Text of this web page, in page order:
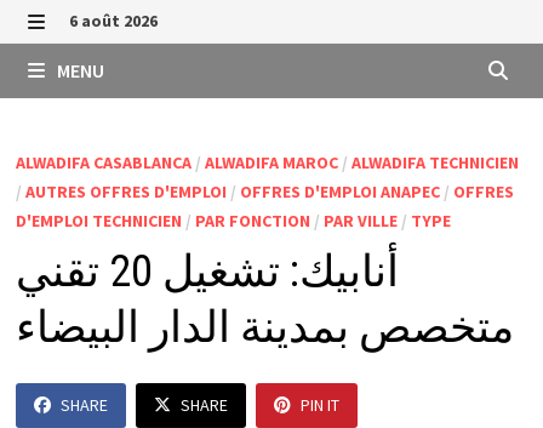
Passer
au
contenu
MENU
6 août 2026
MENU
ALWADIFA CASABLANCA/ ALWADIFA MAROC/ ALWADIFA TECHNICIEN
/ AUTRES OFFRES D'EMPLOI / OFFRES D'EMPLOI ANAPEC/ OFFRES
D'EMPLOI TECHNICIEN / PAR FONCTION / PAR VILLE/ TYPE
أنابيك: تشغيل 20 تقني
متخصص بمدينة الدار البيضاء
SHARE SHARE PIN IT